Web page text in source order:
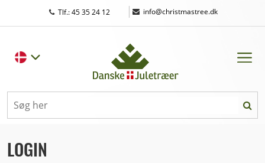
Tlf.: 45 35 24 12 | info@christmastree.dk
LOGIN